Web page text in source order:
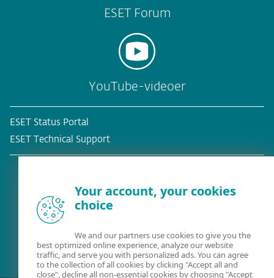
ESET Forum
YouTube-videoer
ESET Status Portal
ESET Technical Support
Your account, your cookies
choice
We and our partners use cookies to give you the
best optimized online experience, analyze our website
traffic, and serve you with personalized ads. You can agree
to the collection of all cookies by clicking "Accept all and
close", decline all non-essential cookies by choosing "Accept